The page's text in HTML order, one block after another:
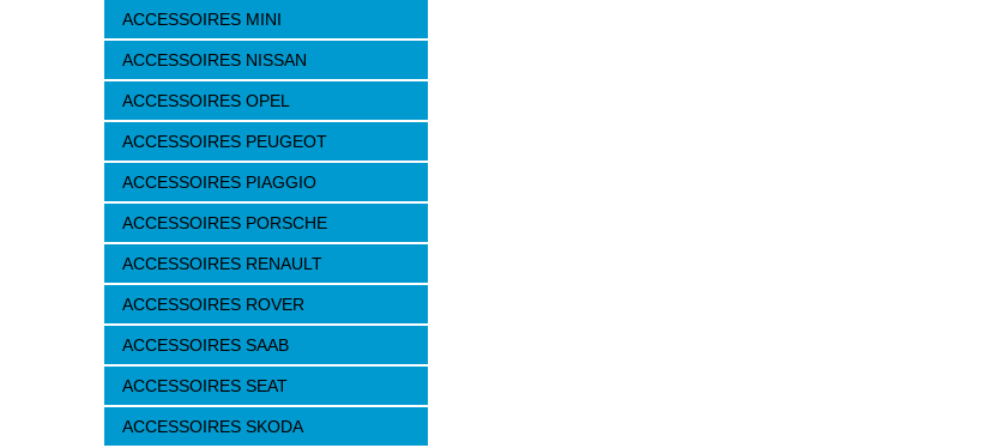
ACCESSOIRES MINI
ACCESSOIRES NISSAN
ACCESSOIRES OPEL
ACCESSOIRES PEUGEOT
ACCESSOIRES PIAGGIO
ACCESSOIRES PORSCHE
ACCESSOIRES RENAULT
ACCESSOIRES ROVER
ACCESSOIRES SAAB
ACCESSOIRES SEAT
ACCESSOIRES SKODA